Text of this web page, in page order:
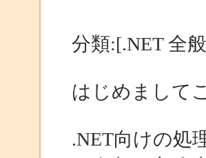
分類:[.NET 全
はじめまして
.NET向けの処